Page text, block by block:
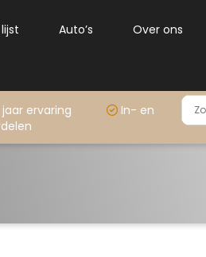
Auto’s
Over ons
jaar ervaring
In- en